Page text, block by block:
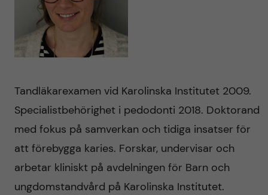
Tandläkarexamen vid Karolinska Institutet 2009.
Specialistbehörighet i pedodonti 2018. Doktorand
med fokus på samverkan och tidiga insatser för
att förebygga karies. Forskar, undervisar och
arbetar kliniskt på avdelningen för Barn och
ungdomstandvård på Karolinska Institutet.